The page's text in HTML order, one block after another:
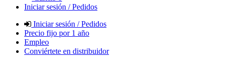
Iniciar sesión / Pedidos
Iniciar sesión / Pedidos
Precio fijo por 1 año
Empleo
Conviértete en distribuidor